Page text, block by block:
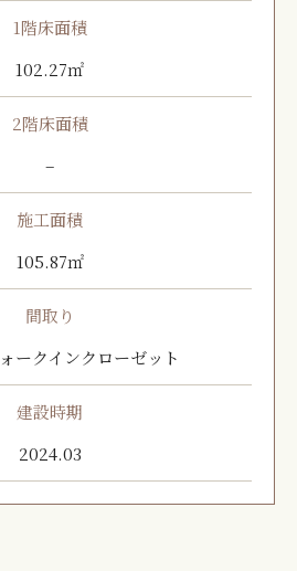
1階床面積
102.27㎡
2階床面積
–
施工面積
105.87㎡
間取り
ークインクローゼット
建設時期
2024.03